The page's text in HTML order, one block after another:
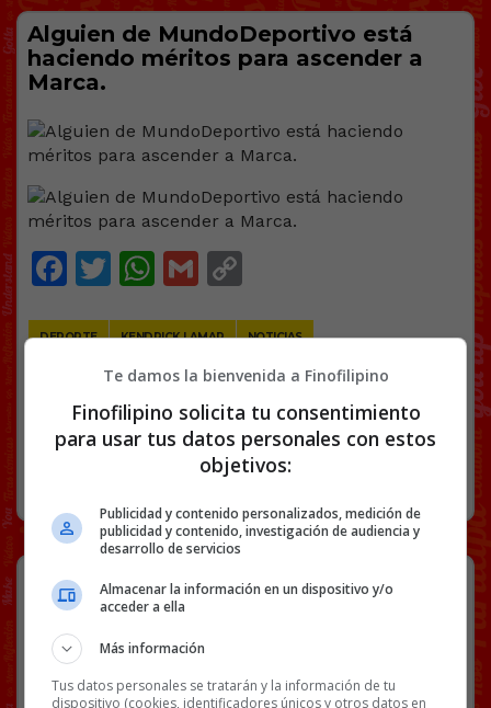
Alguien de MundoDeportivo está
haciendo méritos para ascender a
Marca.
Facebook
Twitter
WhatsApp
Gmail
DEPORTE KENDRICK LAMAR NOTICIAS
21 COMENTARIOS
11 FEBRERO, 2025
Alemania: un inmigrante musulmán
amenaza con dеcapitar a un
Islam, e incluso pide un cuchillo para
ello
Te damos la bienvenida a Finofilipino
Finofilipino solicita tu consentimiento
para usar tus datos personales con estos
objetivos:
Publicidad y contenido personalizados, medición de
publicidad y contenido, investigación de audiencia y
desarrollo de servicios
Almacenar la información en un dispositivo y/o
acceder a ella
Más información
Tus datos personales se tratarán y la información de tu
dispositivo (cookies, identificadores únicos y otros datos en